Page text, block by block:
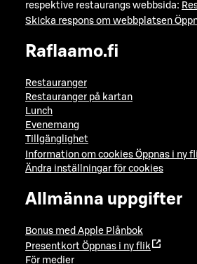
respektive restaurangs webbsida:
Skicka respons om webbplatsen
Raflaamo.fi
Restauranger
Restauranger på kartan
Lunch
Evenemang
Tillgänglighet
Information om cookies Öppnas i ny
Ändra inställningar för cookies
Allmänna uppgifter
Bonus med Apple Plånbok
Presentkort Öppnas i ny flik
För medier